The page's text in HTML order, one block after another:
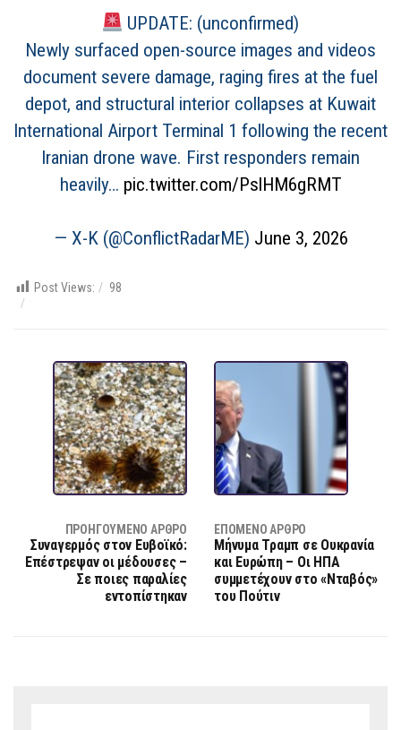
UPDATE: (unconfirmed)
Newly surfaced open-source images and videos
document severe damage, raging fires at the fuel
depot, and structural interior collapses at Kuwait
International Airport Terminal 1 following the recent
Iranian drone wave. First responders remain
heavily… pic.twitter.com/PslHM6gRMT
— X-K (@ConflictRadarME) June 3, 2026
Post Views: 98
ΠΡΟΗΓΟΎΜΕΝΟ ΆΡΘΡΟ
Συναγερμός στον Ευβοϊκό:
Επέστρεψαν οι μέδουσες –
Σε ποιες παραλίες
εντοπίστηκαν
ΕΠΌΜΕΝΟ ΆΡΘΡΟ
Μήνυμα Τραμπ σε Ουκρανία
και Ευρώπη – Οι ΗΠΑ
συμμετέχουν στο «Νταβός»
του Πούτιν